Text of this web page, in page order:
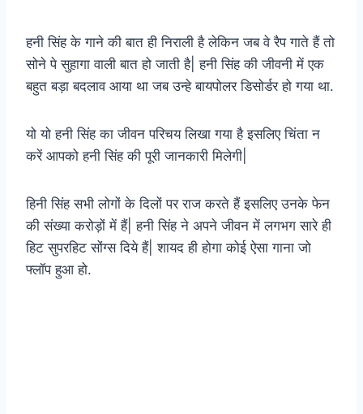
हनी सिंह के गाने की बात ही निराली है लेकिन जब वे रैप गाते हैं तो
सोने पे सुहागा वाली बात हो जाती है| हनी सिंह की जीवनी में एक
बहुत बड़ा बदलाव आया था जब उन्हे बायपोलर डिसोर्डर हो गया था.
यो यो हनी सिंह का जीवन परिचय लिखा गया है इसलिए चिंता न
करें आपको हनी सिंह की पूरी जानकारी मिलेगी|
हिनी सिंह सभी लोगों के दिलों पर राज करते हैं इसलिए उनके फेन
की संख्या करोड़ों में हैं| हनी सिंह ने अपने जीवन में लगभग सारे ही
हिट सुपरहिट सोंग्स दिये हैं| शायद ही होगा कोई ऐसा गाना जो
फ्लॉप हुआ हो.